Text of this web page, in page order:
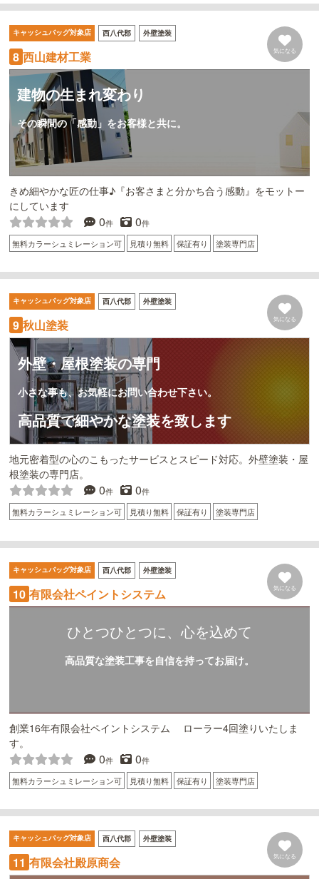
キャッシュバッグ対象店 西八代郡 外壁塗装
8 西山建材工業 気になる
建物の生まれ変わり
その瞬間の「感動」をお客様と共に。
きめ細やかな匠の仕事♪『お客さまと分かち合う感動』をモットー
にしています
0件 0件
無料カラーシュミレーション可 見積り無料 保証有り 塗装専門店
キャッシュバッグ対象店 西八代郡 外壁塗装
9 秋山塗装 気になる
外壁・屋根塗装の専門
小さな事も、お気軽にお問い合わせ下さい。
高品質で細やかな塗装を致します
地元密着型の心のこもったサービスとスピード対応。外壁塗装・屋
根塗装の専門店。
0件 0件
無料カラーシュミレーション可 見積り無料 保証有り 塗装専門店
キャッシュバッグ対象店 西八代郡 外壁塗装
10 有限会社ペイントシステム 気になる
ひとつひとつに、心を込めて
高品質な塗装工事を自信を持ってお届け。
創業16年有限会社ペイントシステム ローラー4回塗りいたしま
す。
0件 0件
無料カラーシュミレーション可 見積り無料 保証有り 塗装専門店
キャッシュバッグ対象店 西八代郡 外壁塗装
11 有限会社殿原商会 気になる